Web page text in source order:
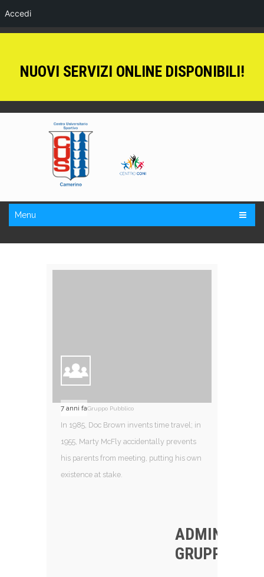
Accedi
NUOVI SERVIZI ONLINE DISPONIBILI!
Menu
Gruppo Pubblico
7 anni fa
In 1985, Doc Brown invents time travel; in
1955, Marty McFly accidentally prevents
his parents from meeting, putting his own
existence at stake.
ADMIN
GRUPPO